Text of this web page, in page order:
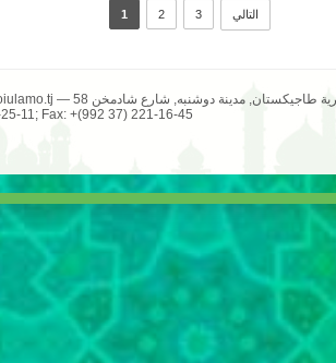
1 2 3 التالي
11; Fax: +(992 37) 221-16-45